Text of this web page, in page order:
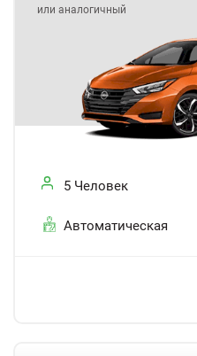
или аналогичный
5 Человек
Автоматическая